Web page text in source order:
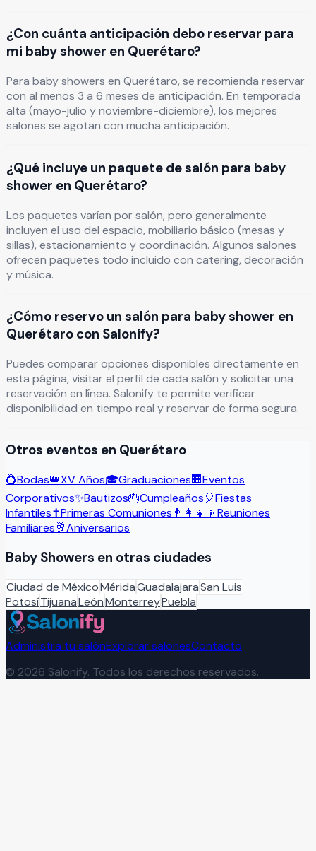
¿Con cuánta anticipación debo reservar para
mi baby shower en Querétaro?
Para baby showers en Querétaro, se recomienda reservar
con al menos 3 a 6 meses de anticipación. En temporada
alta (mayo-julio y noviembre-diciembre), los mejores
salones se agotan con mucha anticipación.
¿Qué incluye un paquete de salón para baby
shower en Querétaro?
Los paquetes varían por salón, pero generalmente
incluyen el uso del espacio, mobiliario básico (mesas y
sillas), estacionamiento y coordinación. Algunos salones
ofrecen paquetes todo incluido con catering, decoración
y música.
¿Cómo reservo un salón para baby shower en
Querétaro con Salonify?
Puedes comparar opciones disponibles directamente en
esta página, visitar el perfil de cada salón y solicitar una
reservación en línea. Salonify te permite verificar
disponibilidad en tiempo real y reservar de forma segura.
Otros eventos en Querétaro
💍Bodas👑XV Años🎓Graduaciones🏢Eventos
Corporativos✨Bautizos🎂Cumpleaños🎈Fiestas
Infantiles✝️Primeras Comuniones 👨‍👩‍👧‍👦 Reuniones
Familiares🥂Aniversarios
Baby Showers en otras ciudades
Ciudad de MéxicoMéridaGuadalajaraSan Luis
PotosíTijuanaLeónMonterreyPuebla
Administra tu salónExplorar salonesContacto
© 2026 Salonify. Todos los derechos reservados.